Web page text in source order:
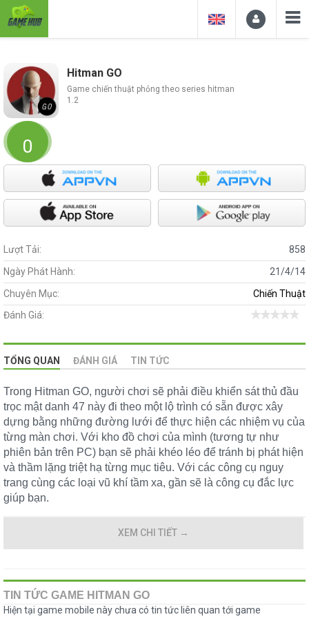
Hitman GO
Game chiến thuật phỏng theo series hitman
1.2
0
Lượt Tải:
858
Ngày Phát Hành:
21/4/14
Chuyên Mục:
Chiến Thuật
Đánh Giá:
TỔNG QUAN ĐÁNH GIÁ TIN TỨC
Trong Hitman GO, người chơi sẽ phải điều khiển sát thủ đầu
trọc mật danh 47 này đi theo một lộ trình có sẵn được xây
dựng bằng những đường lưới để thực hiện các nhiệm vụ của
từng màn chơi. Với kho đồ chơi của mình (tương tự như
phiên bản trên PC) bạn sẽ phải khéo léo để tránh bị phát hiện
và thầm lặng triệt hạ từng mục tiêu. Với các công cụ nguy
trang cùng các loại vũ khí tầm xa, gần sẽ là công cụ đắc lực
giúp bạn.
XEM CHI TIẾT →
TIN TỨC GAME HITMAN GO
Hiện tại game mobile này chưa có tin tức liên quan tới game